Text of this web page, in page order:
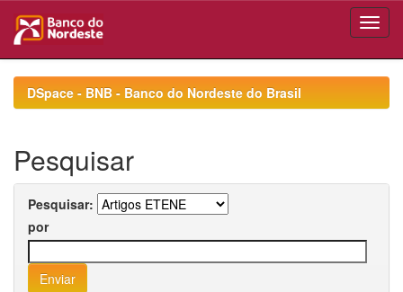
navigationDSpace - BNB - Banco do Nordeste do Brasil
Pesquisar
Pesquisar:
por